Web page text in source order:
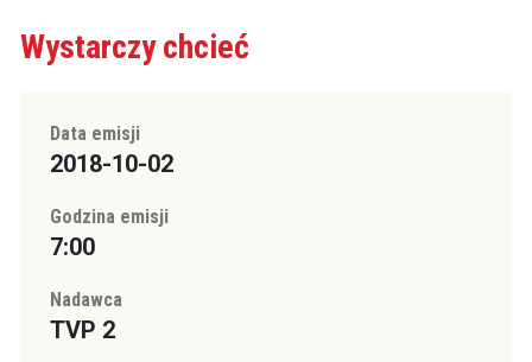
Wystarczy chcieć
Data emisji
2018-10-02
Godzina emisji
7:00
Nadawca
TVP 2